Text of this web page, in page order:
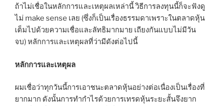
ถ้าไม่เชื่อในหลักการและเหตุผลเหล่านี้ วิธีการลงทุนนี้ก็จะฟังดู
ไม่ make sense เลย (ซึ่งก็เป็นเรื่องธรรมดาเพราะในตลาดหุ้น
เต็มไปด้วยความเชื่อและลัทธิมากมาย เถียงกันแบบไม่มีวัน
จบ) หลักการและเหตุผลที่ว่ามีดังต่อไปนี้
หลักการและเหตุผล
ผมเชื่อว่าทุกวันนี้การเอาชนะตลาดหุ้นอย่างต่อเนื่องเป็นเรื่องที่
ยากมาก ดังนั้นการทำกำไรด้วยการเทรดหุ้นระยะสั้นจึงยาก